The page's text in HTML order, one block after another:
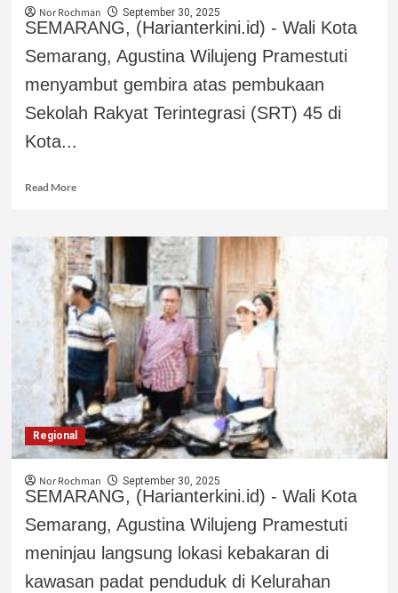
Nor Rochman September 30, 2025
SEMARANG, (Harianterkini.id) - Wali Kota
Semarang, Agustina Wilujeng Pramestuti
menyambut gembira atas pembukaan
Sekolah Rakyat Terintegrasi (SRT) 45 di
Kota...
Read More
Regional
Nor Rochman September 30, 2025
SEMARANG, (Harianterkini.id) - Wali Kota
Semarang, Agustina Wilujeng Pramestuti
meninjau langsung lokasi kebakaran di
kawasan padat penduduk di Kelurahan